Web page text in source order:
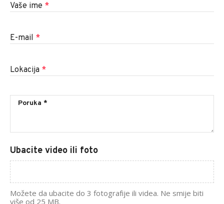
Vaše ime *
E-mail *
Lokacija *
Ubacite video ili foto
Možete da ubacite do 3 fotografije ili videa. Ne smije biti
više od 25 MB.